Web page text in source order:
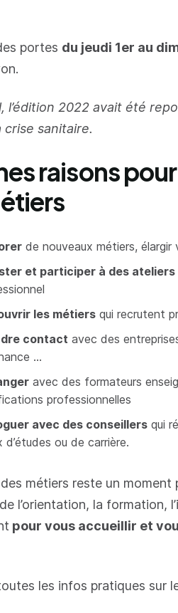
portes du jeudi 1er au
l’édition 2022 avait été
crise sanitaire.
raisons
de nouveaux métiers, élargir
et participer à des ateliers
les métiers qui recrutent
contact avec des
…
avec des formateurs
professionnelles
avec des conseillers qui
d’études ou de carrière.
métiers reste un
l’orientation, la formation,
pour vous accueillir et
les infos pratiques sur